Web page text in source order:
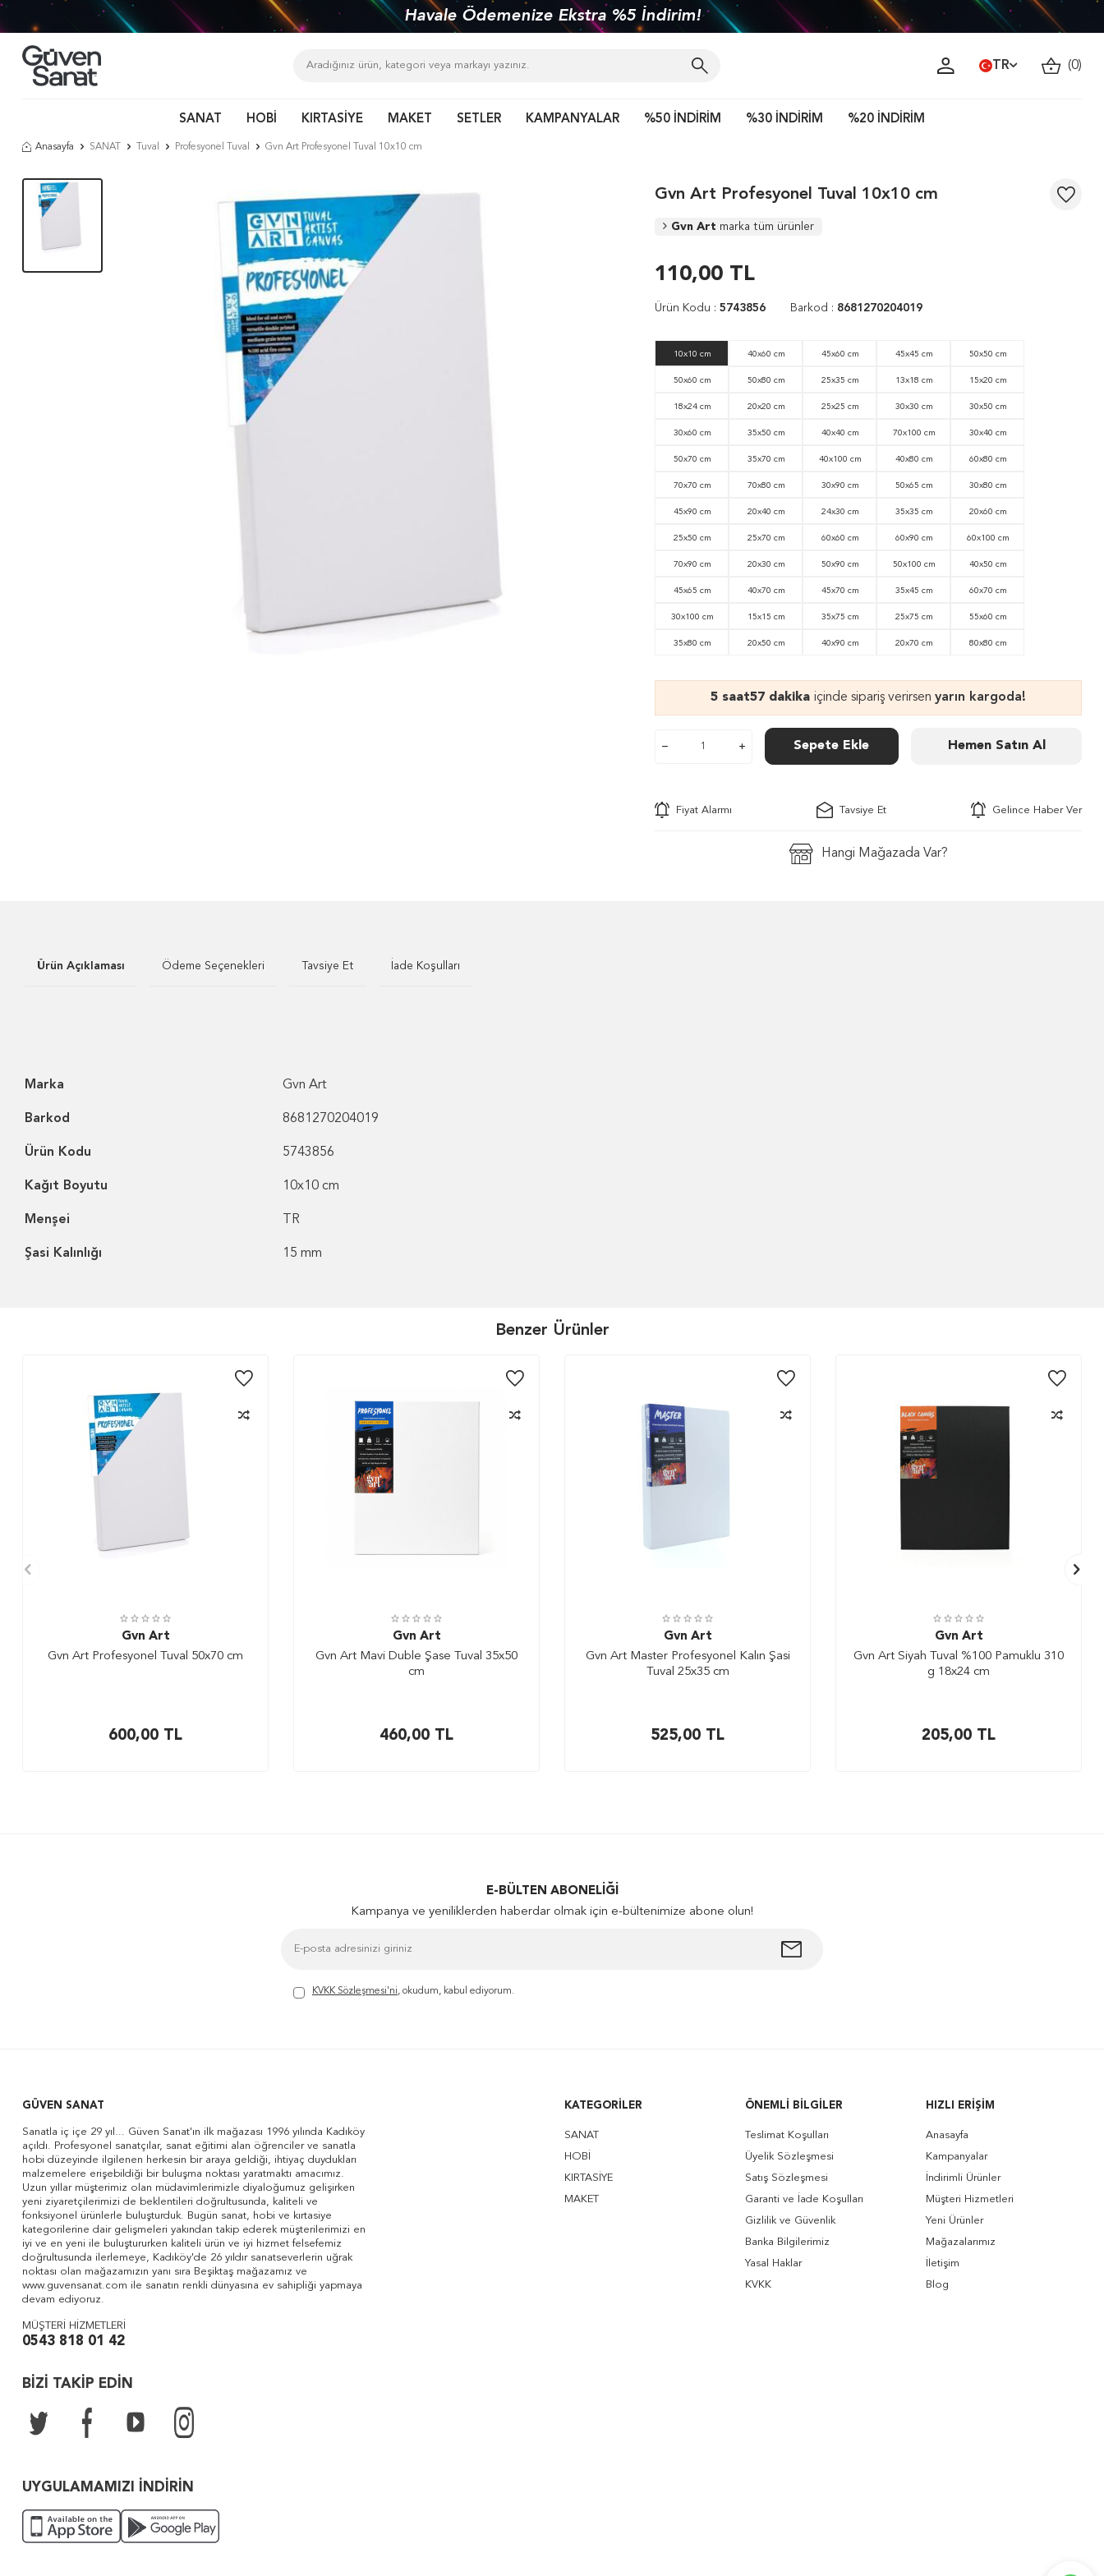
Havale Ödemenize Ekstra %5 İndirim!
TR (0)
SANAT HOBİ KIRTASİYE MAKET SETLER KAMPANYALAR %50 İNDİRİM %30 İNDİRİM %20 İNDİRİM
Anasayfa SANAT Tuval Profesyonel Tuval Gvn Art Profesyonel Tuval 10x10 cm
Gvn Art Profesyonel Tuval 10x10 cm
Gvn Art marka tüm ürünler
110,00 TL
Ürün Kodu : 5743856 Barkod : 8681270204019
10x10 cm 40x60 cm 45x60 cm 45x45 cm 50x50 cm
50x60 cm 50x80 cm 25x35 cm 13x18 cm 15x20 cm
18x24 cm 20x20 cm 25x25 cm 30x30 cm 30x50 cm
30x60 cm 35x50 cm 40x40 cm 70x100 cm 30x40 cm
50x70 cm 35x70 cm 40x100 cm 40x80 cm 60x80 cm
70x70 cm 70x80 cm 30x90 cm 50x65 cm 30x80 cm
45x90 cm 20x40 cm 24x30 cm 35x35 cm 20x60 cm
25x50 cm 25x70 cm 60x60 cm 60x90 cm 60x100 cm
70x90 cm 20x30 cm 50x90 cm 50x100 cm 40x50 cm
45x65 cm 40x70 cm 45x70 cm 35x45 cm 60x70 cm
30x100 cm 15x15 cm 35x75 cm 25x75 cm 55x60 cm
35x80 cm 20x50 cm 40x90 cm 20x70 cm 80x80 cm
5 saat57 dakika içinde sipariş verirsen yarın kargoda!
Sepete Ekle Hemen Satın Al
Fiyat Alarmı Tavsiye Et Gelince Haber Ver
Hangi Mağazada Var?
Ürün Açıklaması Ödeme Seçenekleri Tavsiye Et İade Koşulları
Marka Gvn Art
Barkod 8681270204019
Ürün Kodu 5743856
Kağıt Boyutu 10x10 cm
Menşei TR
Şasi Kalınlığı 15 mm
Benzer Ürünler
Gvn Art
Gvn Art Profesyonel Tuval 50x70 cm
600,00 TL
Gvn Art
Gvn Art Mavi Duble Şase Tuval 35x50
cm
460,00 TL
Gvn Art
Gvn Art Master Profesyonel Kalın Şasi
Tuval 25x35 cm
525,00 TL
Gvn Art
Gvn Art Siyah Tuval %100 Pamuklu 310
g 18x24 cm
205,00 TL
E-BÜLTEN ABONELIĞI
Kampanya ve yeniliklerden haberdar olmak için e-bültenimize abone olun!
KVKK Sözleşmesi'ni, okudum, kabul ediyorum.
GÜVEN SANAT
Sanatla iç içe 29 yıl... Güven Sanat'ın ilk mağazası 1996 yılında Kadıköy
açıldı. Profesyonel sanatçılar, sanat eğitimi alan öğrenciler ve sanatla
hobi düzeyinde ilgilenen herkesin bir araya geldiği, ihtiyaç duydukları
malzemelere erişebildiği bir buluşma noktası yaratmaktı amacımız.
Uzun yıllar müşterimiz olan müdavimlerimizle diyaloğumuz gelişirken
yeni ziyaretçilerimizi de beklentileri doğrultusunda, kaliteli ve
fonksiyonel ürünlerle buluşturduk. Bugün sanat, hobi ve kırtasiye
kategorilerine dair gelişmeleri yakından takip ederek müşterilerimizi en
iyi ve en yeni ile buluştururken kaliteli ürün ve iyi hizmet felsefemiz
doğrultusunda ilerlemeye, Kadıköy'de 26 yıldır sanatseverlerin uğrak
noktası olan mağazamızın yanı sıra Beşiktaş mağazamız ve
www.guvensanat.com ile sanatın renkli dünyasına ev sahipliği yapmaya
devam ediyoruz.
MÜŞTERİ HİZMETLERİ
0543 818 01 42
BİZİ TAKİP EDİN
UYGULAMAMIZI İNDİRİN
KATEGORILER
SANAT
HOBİ
KIRTASİYE
MAKET
ÖNEMLI BILGILER
Teslimat Koşulları
Üyelik Sözleşmesi
Satış Sözleşmesi
Garanti ve İade Koşulları
Gizlilik ve Güvenlik
Banka Bilgilerimiz
Yasal Haklar
KVKK
HIZLI ERIŞIM
Anasayfa
Kampanyalar
İndirimli Ürünler
Müşteri Hizmetleri
Yeni Ürünler
Mağazalarımız
İletişim
Blog